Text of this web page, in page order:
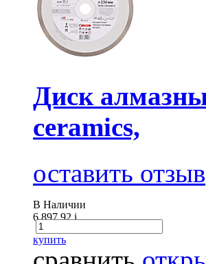
Диск
ceramics,
оставить отзыв
В Наличии
6 897.92i
купить